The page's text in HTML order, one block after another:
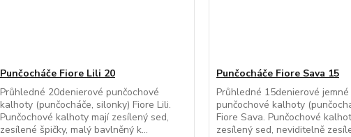
Punčocháče Fiore Lili 20
Průhledné 20denierové punčochové
kalhoty (punčocháče, silonky) Fiore Lili.
Punčochové kalhoty mají zesílený sed,
zesílené špičky, malý bavlněný k...
Punčocháče Fiore Sava 15
Průhledné 15denierové jemné
punčochové kalhoty
Fiore Sava. Punčochové
zesílený sed, neviditelně